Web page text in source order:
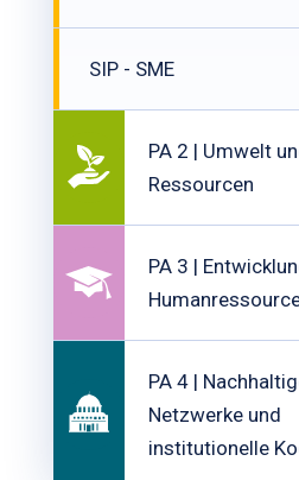
SIP - SME
PA 2 | Umwelt
Ressourcen
PA 3 |
PA 4 |
Netzwerke und
institutionelle